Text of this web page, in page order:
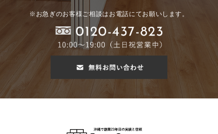
※お急ぎのお客様ご相談はお電話にてお願いします。